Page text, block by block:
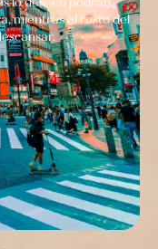
lo deseen podrán
mientras el resto del